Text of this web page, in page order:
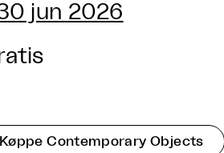
jun 2026
Køppe Contemporary Objects